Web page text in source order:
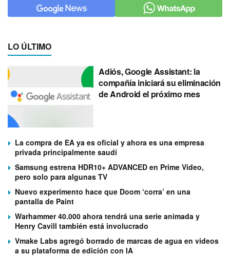
LO ÚLTIMO
Adiós, Google Assistant: la
compañía iniciará su eliminación
de Android el próximo mes
La compra de EA ya es oficial y ahora es una empresa
privada principalmente saudí
Samsung estrena HDR10+ ADVANCED en Prime Video,
pero solo para algunas TV
Nuevo experimento hace que Doom ‘corra’ en una
pantalla de Paint
Warhammer 40.000 ahora tendrá una serie animada y
Henry Cavill también está involucrado
Vmake Labs agregó borrado de marcas de agua en videos
a su plataforma de edición con IA